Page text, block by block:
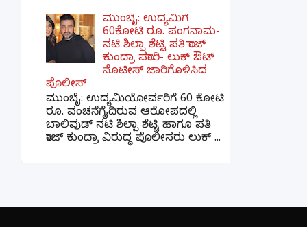
ಮುಂಬೈ: ಉದ್ಯಮಿಗೆ
60ಕೋಟಿ ರೂ. ಪಂಗನಾಮ-
ನಟಿ ಶಿಲ್ಪಾ ಶೆಟ್ಟಿ ಪತಿ ರಾಜ್
ಕುಂದ್ರಾ ಪರಾರಿ- ಲುಕ್ ಔಟ್
ನೊಟೀಸ್ ಜಾರಿಗೊಳಿಸಿದ
ಪೊಲೀಸ್
ಮುಂಬೈ: ಉದ್ಯಮಿಯೋರ್ವರಿಗೆ 60 ಕೋಟಿ
ರೂ. ವಂಚನೆಗೈದಿರುವ ಆರೋಪದಲ್ಲಿ
ಬಾಲಿವುಡ್ ನಟಿ ಶಿಲ್ಪಾ ಶೆಟ್ಟಿ ಹಾಗೂ ಪತಿ
ರಾಜ್ ಕುಂದ್ರಾ ವಿರುದ್ಧ ಪೊಲೀಸರು ಲುಕ್ ...
×
📢 ನಮ್ಮ WhatsApp ಗ್ರೂಪ್‌ಗೆ ಸೇರಿ — ತಕ್ಷಣದ